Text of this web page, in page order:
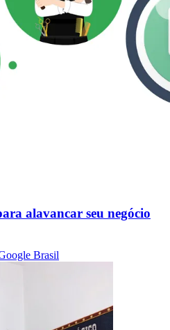
alavancar seu negócio
Brasil